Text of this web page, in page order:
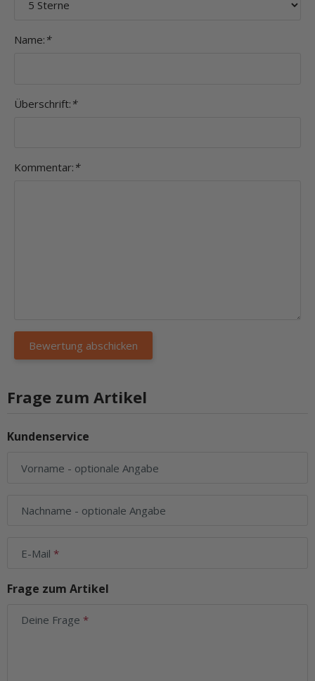
Name: *
Überschrift: *
Kommentar: *
Frage zum Artikel
Kundenservice
Vorname - optionale Angabe
Nachname - optionale Angabe
E-Mail
Frage zum Artikel
Deine Frage